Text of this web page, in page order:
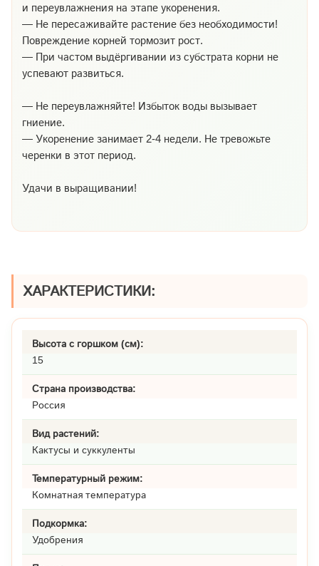
и переувлажнения на этапе укоренения.
— Не пересаживайте растение без необходимости!
Повреждение корней тормозит рост.
— При частом выдёргивании из субстрата корни не
успевают развиться.
— Не переувлажняйте! Избыток воды вызывает
гниение.
— Укоренение занимает 2-4 недели. Не тревожьте
черенки в этот период.
Удачи в выращивании!
ХАРАКТЕРИСТИКИ:
Высота с горшком (см):
15
Страна производства:
Россия
Вид растений:
Кактусы и суккуленты
Температурный режим:
Комнатная температура
Подкормка:
Удобрения